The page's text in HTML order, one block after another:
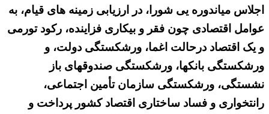
اجلاس میاندوره یی شورا، در ارزیابی زمینه های قیام، به
عوامل اقتصادی چون فقر و بیکاری فزاینده، رکود تورمی
و یک اقتصاد درحالت اغما، ورشکستگی دولت، و
ورشکستگی بانکها، ورشکستگی صندوقهای باز
نشستگی، ورشکستگی سازمان تأمین اجتماعی،
رانتخواری و فساد ساختاری اقتصاد کشور پرداخت و